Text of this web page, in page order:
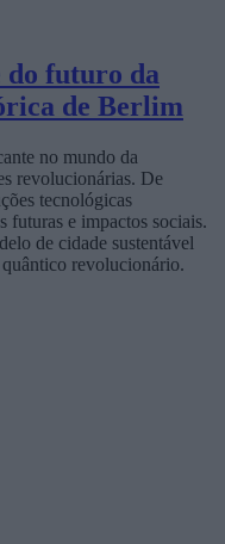
do futuro da
de Berlim
no mundo da
revolucionárias. De
tecnológicas
futuras e impactos sociais.
de cidade sustentável
revolucionário.